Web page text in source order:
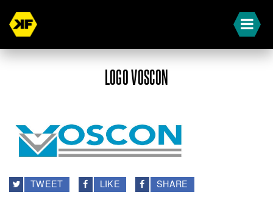
LOGO VOSCON
TWEET LIKE SHARE